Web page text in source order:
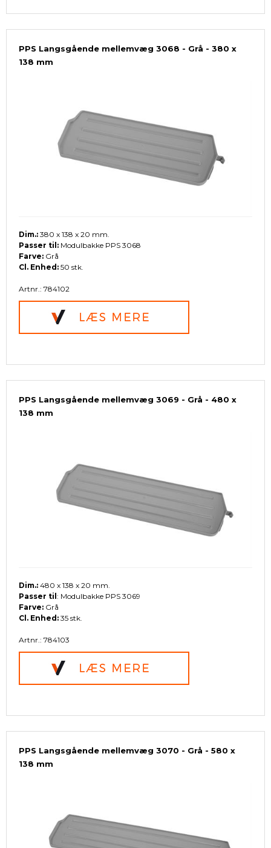
PPS Langsgående mellemvæg 3068 - Grå - 380 x
138 mm
Dim.: 380 x 138 x 20 mm.
Passer til: Modulbakke PPS 3068
Farve: Grå
Cl. Enhed: 50 stk.
Artnr.: 784102
PPS Langsgående mellemvæg 3069 - Grå - 480 x
138 mm
Dim.: 480 x 138 x 20 mm.
Passer til : Modulbakke PPS 3069
Farve: Grå
Cl. Enhed: 35 stk.
Artnr.: 784103
PPS Langsgående mellemvæg 3070 - Grå - 580 x
138 mm